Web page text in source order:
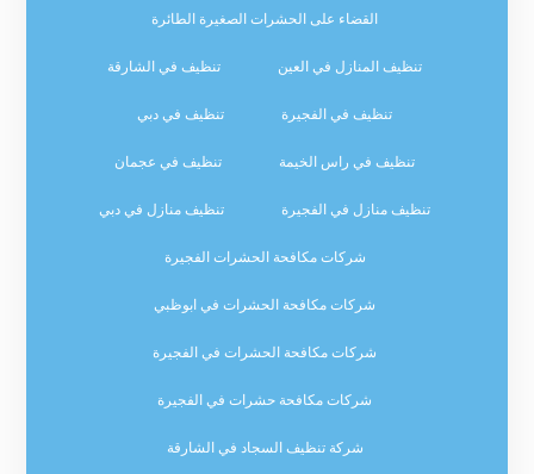
القضاء على الحشرات الصغيرة الطائرة
تنظيف المنازل في العين تنظيف في الشارقة
تنظيف في الفجيرة تنظيف في دبي
تنظيف في راس الخيمة تنظيف في عجمان
تنظيف منازل في الفجيرة تنظيف منازل في دبي
شركات مكافحة الحشرات الفجيرة
شركات مكافحة الحشرات في ابوظبي
شركات مكافحة الحشرات في الفجيرة
شركات مكافحة حشرات في الفجيرة
شركة تنظيف السجاد في الشارقة